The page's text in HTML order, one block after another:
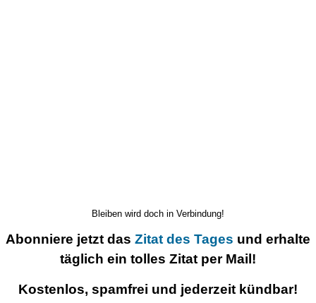
Bleiben wird doch in Verbindung!
Abonniere jetzt das Zitat des Tages und erhalte
täglich ein tolles Zitat per Mail!
Kostenlos, spamfrei und jederzeit kündbar!